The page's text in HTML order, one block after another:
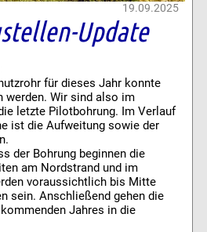
19.09.2025
Update
für dieses Jahr konnte
werden. Wir sind also im
letzte Pilotbohrung. Im Verlauf
ist die Aufweitung sowie der
der Bohrung beginnen die
am Nordstrand und im
voraussichtlich bis Mitte
sein. Anschließend gehen die
Jahres in die